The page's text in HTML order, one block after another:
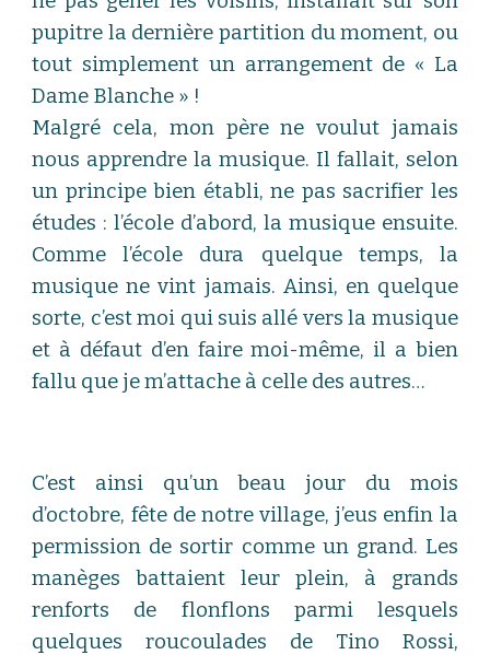
pupitre la dernière partition du moment, ou
tout simplement un arrangement de « La
Dame Blanche » !
Malgré cela, mon père ne voulut jamais
nous apprendre la musique. Il fallait, selon
un principe bien établi, ne pas sacrifier les
études : l’école d’abord, la musique ensuite.
Comme l’école dura quelque temps, la
musique ne vint jamais. Ainsi, en quelque
sorte, c’est moi qui suis allé vers la musique
et à défaut d’en faire moi-même, il a bien
fallu que je m’attache à celle des autres…
C’est ainsi qu’un beau jour du mois
d’octobre, fête de notre village, j’eus enfin la
permission de sortir comme un grand. Les
manèges battaient leur plein, à grands
renforts de flonflons parmi lesquels
quelques roucoulades de Tino Rossi,